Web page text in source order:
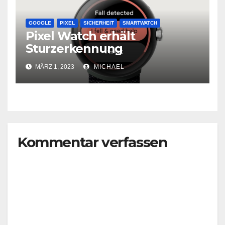
GOOGLE PIXEL SICHERHEIT SMARTWATCH
Pixel Watch erhält
Sturzerkennung
MÄRZ 1, 2023 MICHAEL
Kommentar verfassen